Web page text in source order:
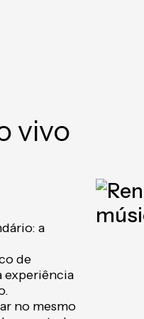
vivo
a
de
experiência
no mesmo